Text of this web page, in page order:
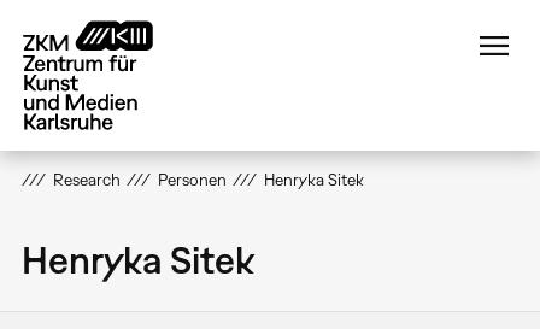
zum
Inhalt
Research Personen Henryka Sitek
Henryka Sitek